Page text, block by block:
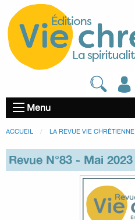
Menu
ACCUEIL LA REVUE VIE CHRÉTIENNE
Revue N°83 - Mai 2023